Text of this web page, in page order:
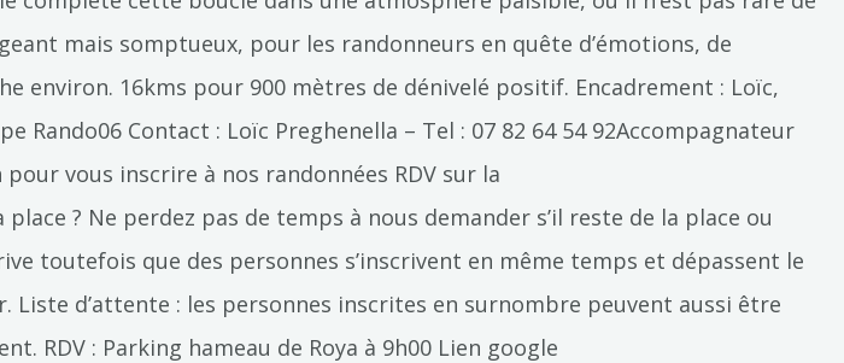
mais somptueux, pour les randonneurs en quête d’émotions, de
environ. 16kms pour 900 mètres de dénivelé positif. Encadrement : Loïc,
Rando06 Contact : Loïc Preghenella – Tel : 07 82 64 54 92Accompagnateur
vous inscrire à nos randonnées RDV sur la
? Ne perdez pas de temps à nous demander s’il reste de la place ou
toutefois que des personnes s’inscrivent en même temps et dépassent le
d’attente : les personnes inscrites en surnombre peuvent aussi être
RDV : Parking hameau de Roya à 9h00 Lien google